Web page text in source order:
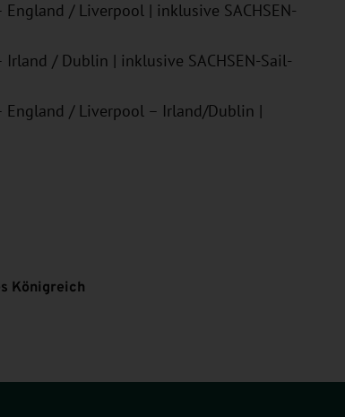
/ Liverpool | inklusive SACHSEN-
/ Dublin | inklusive SACHSEN-Sail-
/ Liverpool – Irland/Dublin |
Königreich